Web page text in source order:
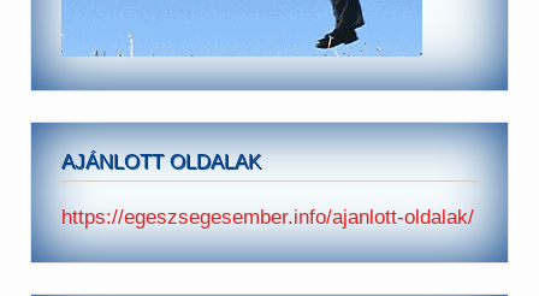
AJÁNLOTT OLDALAK
https://egeszsegesember.info/ajanlott-oldalak/